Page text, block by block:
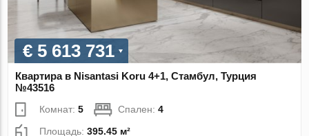
€ 5 613 731
Квартира в Nisantasi Koru 4+1, Стамбул, Турция
№43516
Комнат:5 Спален:4
Площадь:395.45 м²